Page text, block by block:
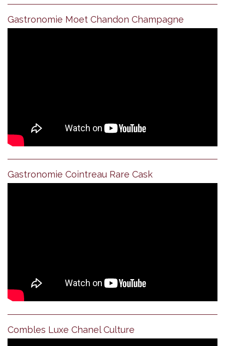
Gastronomie Moet Chandon Champagne
Gastronomie Cointreau Rare Cask
Combles Luxe Chanel Culture